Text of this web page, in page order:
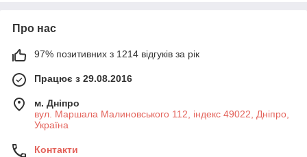
ціною, із швидкою доставкою по
Gadgetarium.
Про нас
97% позитивних з 1214 відгуків за рік
Працює з 29.08.2016
м. Дніпро
вул. Маршала Малиновського 112, індекс 49022, Дніпро,
Україна
Контакти